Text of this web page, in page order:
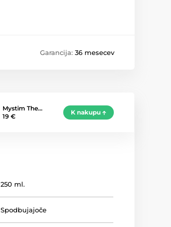
Garancija: 36 mesecev
Mystim The…
19 €
K nakupu
250 ml.
Spodbujajoče